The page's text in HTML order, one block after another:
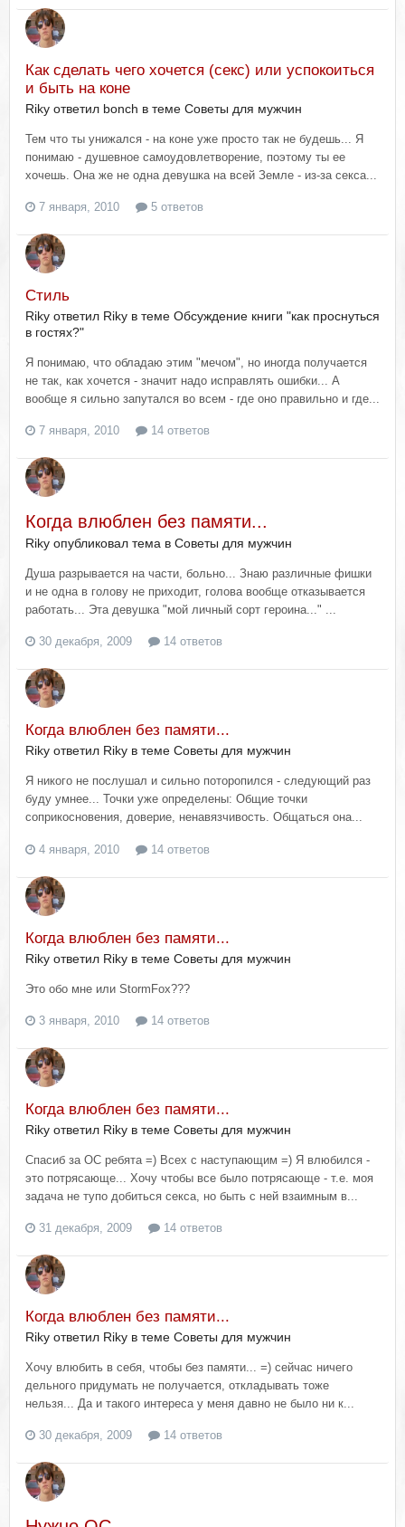
Как сделать чего хочется (секс) или успокоиться
и быть на коне
Riky ответил bonch в теме Советы для мужчин
Тем что ты унижался - на коне уже просто так не будешь... Я
понимаю - душевное самоудовлетворение, поэтому ты ее
хочешь. Она же не одна девушка на всей Земле - из-за секса...
7 января, 2010 5 ответов
Стиль
Riky ответил Riky в теме Обсуждение книги "как проснуться
в гостях?"
Я понимаю, что обладаю этим "мечом", но иногда получается
не так, как хочется - значит надо исправлять ошибки... А
вообще я сильно запутался во всем - где оно правильно и где...
7 января, 2010 14 ответов
Когда влюблен без памяти...
Riky опубликовал тема в Советы для мужчин
Душа разрывается на части, больно... Знаю различные фишки
и не одна в голову не приходит, голова вообще отказывается
работать... Эта девушка "мой личный сорт героина..." ...
30 декабря, 2009 14 ответов
Когда влюблен без памяти...
Riky ответил Riky в теме Советы для мужчин
Я никого не послушал и сильно поторопился - следующий раз
буду умнее... Точки уже определены: Общие точки
соприкосновения, доверие, ненавязчивость. Общаться она...
4 января, 2010 14 ответов
Когда влюблен без памяти...
Riky ответил Riky в теме Советы для мужчин
Это обо мне или StormFox???
3 января, 2010 14 ответов
Когда влюблен без памяти...
Riky ответил Riky в теме Советы для мужчин
Спасиб за ОС ребята =) Всех с наступающим =) Я влюбился -
это потрясающе... Хочу чтобы все было потрясающе - т.е. моя
задача не тупо добиться секса, но быть с ней взаимным в...
31 декабря, 2009 14 ответов
Когда влюблен без памяти...
Riky ответил Riky в теме Советы для мужчин
Хочу влюбить в себя, чтобы без памяти... =) сейчас ничего
дельного придумать не получается, откладывать тоже
нельзя... Да и такого интереса у меня давно не было ни к...
30 декабря, 2009 14 ответов